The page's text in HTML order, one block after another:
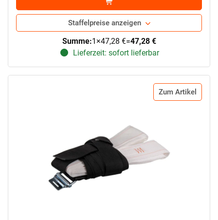
Staffelpreise anzeigen
Summe:1 ×47,28 €=47,28 €
Lieferzeit: sofort lieferbar
Zum Artikel